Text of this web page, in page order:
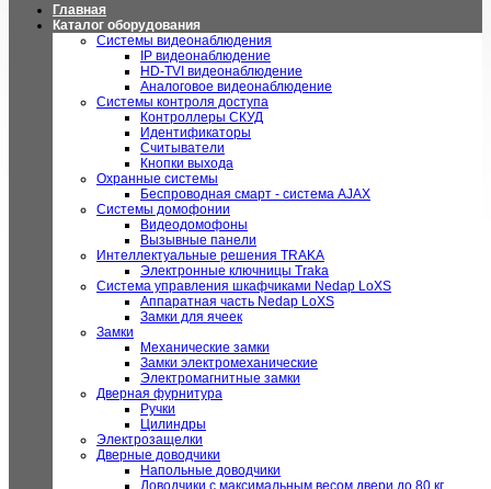
Главная
Каталог оборудования
Системы видеонаблюдения
IP видеонаблюдение
HD-TVI видеонаблюдение
Аналоговое видеонаблюдение
Системы контроля доступа
Контроллеры СКУД
Идентификаторы
Считыватели
Кнопки выхода
Охранные системы
Беспроводная смарт - система AJAX
Системы домофонии
Видеодомофоны
Вызывные панели
Интеллектуальные решения TRAKA
Электронные ключницы Traka
Система управления шкафчиками Nedap LoXS
Аппаратная часть Nedap LoXS
Замки для ячеек
Замки
Механические замки
Замки электромеханические
Электромагнитные замки
Дверная фурнитура
Ручки
Цилиндры
Электрозащелки
Дверные доводчики
Напольные доводчики
Доводчики с максимальным весом двери до 80 кг